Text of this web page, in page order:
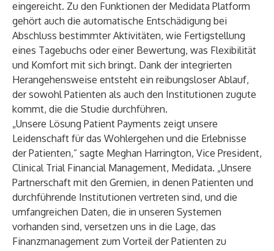
eingereicht. Zu den Funktionen der Medidata Platform
gehört auch die automatische Entschädigung bei
Abschluss bestimmter Aktivitäten, wie Fertigstellung
eines Tagebuchs oder einer Bewertung, was Flexibilität
und Komfort mit sich bringt. Dank der integrierten
Herangehensweise entsteht ein reibungsloser Ablauf,
der sowohl Patienten als auch den Institutionen zugute
kommt, die die Studie durchführen.
„Unsere Lösung Patient Payments zeigt unsere
Leidenschaft für das Wohlergehen und die Erlebnisse
der Patienten,” sagte Meghan Harrington, Vice President,
Clinical Trial Financial Management, Medidata. „Unsere
Partnerschaft mit den Gremien, in denen Patienten und
durchführende Institutionen vertreten sind, und die
umfangreichen Daten, die in unseren Systemen
vorhanden sind, versetzen uns in die Lage, das
Finanzmanagement zum Vorteil der Patienten zu